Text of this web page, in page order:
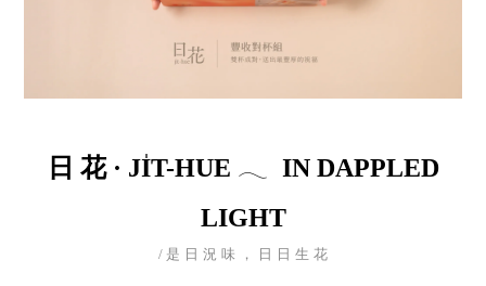
日 花 · JI̍T-HUE 𓂃
IN DAPPLED
LIGHT
/ 是 日 況 味 ， 日 日 生 花